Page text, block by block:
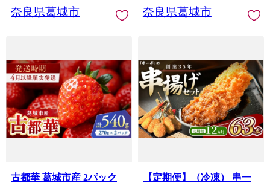
奈良県葛城市
月 6月 ふるさと納税 奈良
奈良県葛城市
古都華 葛城市産 2パック
【定期便】（冷凍） 串一